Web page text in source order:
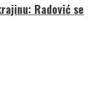
Radović se